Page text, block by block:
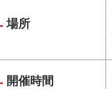
場所
開催時間